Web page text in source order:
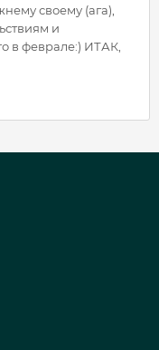
своему (ага),
и
в феврале:) ИТАК,